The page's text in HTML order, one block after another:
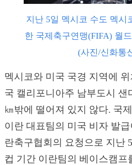
지난 5일 멕시코 수도 멕시
한 국제축구연맹(FIFA) 월
(사진/신화통
멕시코와 미국 국경 지역에 위
국 캘리포니아주 남부도시 샌
㎞밖에 떨어져 있지 않다. 국
이란 대표팀의 미국 비자 발급
란축구협회의 요청으로 지난
컵 기간 이란팀의 베이스캠프